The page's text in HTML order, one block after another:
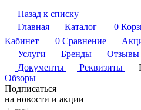
Назад к списку
Главная
Каталог 0
Кабинет
0 Сравнение
Услуги
Бренды Отзывы
Документы
Реквизиты
Обзоры
Подписаться
на новости и акции